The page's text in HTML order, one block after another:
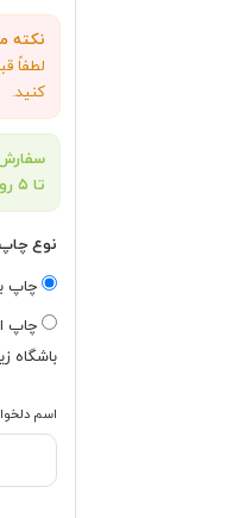
نکته
لطفاً
کنید.
تا ۵ روز کاری پس از ثبت سفارش ارسال می‌شوند.
نوع چاپ
چاپ
باشگاه
اسم